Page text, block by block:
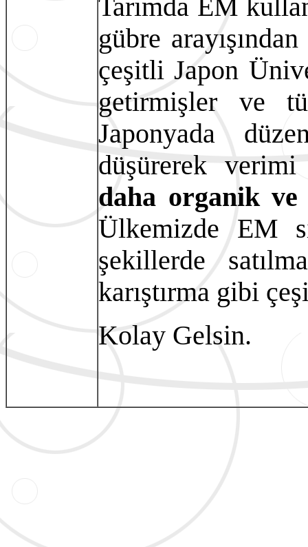
Tarımda EM
gübre
çeşitli Japon
getirmişler ve
Japonyada
düşürerek
daha organik ve
Ülkemizde EM
şekillerde
karıştırma gibi
Kolay Gelsin.